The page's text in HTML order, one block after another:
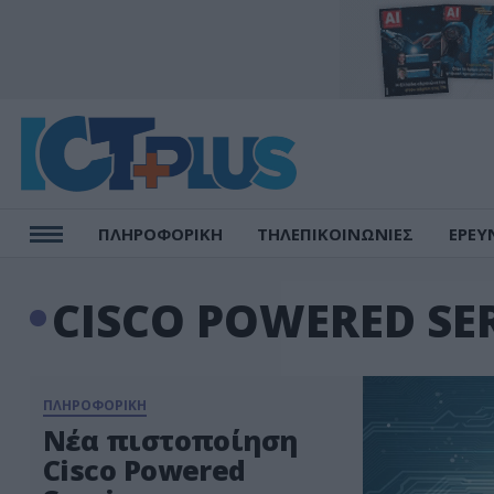
ΠΛΗΡΟΦΟΡΙΚΗ ΤΗΛΕΠΙΚΟΙΝΩΝΙΕΣ
CISCO POWERED
ΠΛΗΡΟΦΟΡΙΚΗ
Νέα πιστοποίηση
Cisco Powered